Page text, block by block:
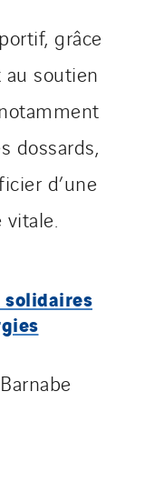
grâce
soutien
dossards,
d’une
solidaires